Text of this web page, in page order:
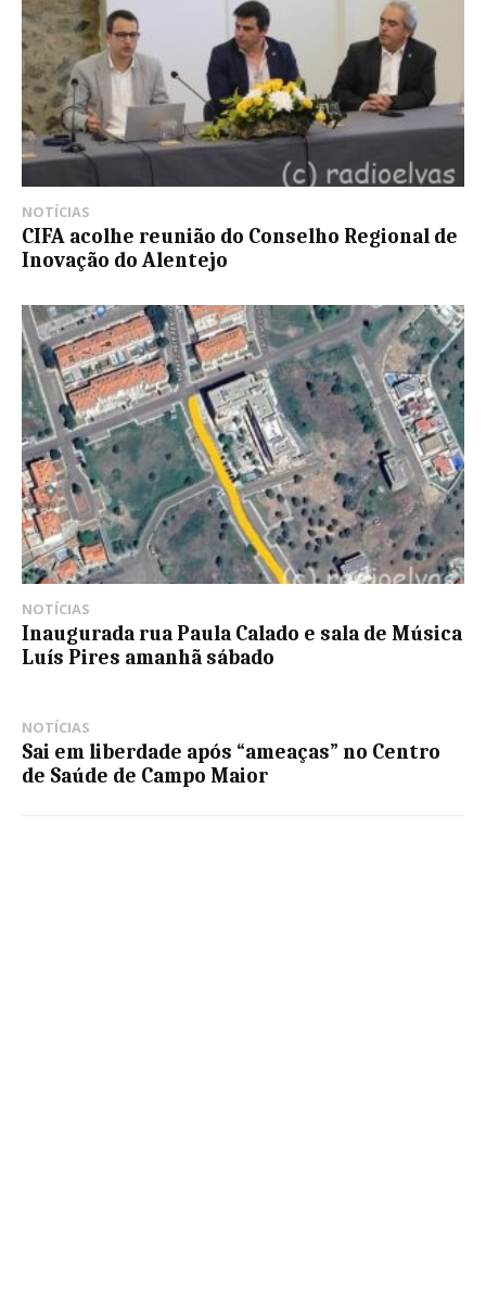
NOTÍCIAS
CIFA acolhe reunião do Conselho Regional de
Inovação do Alentejo
NOTÍCIAS
Inaugurada rua Paula Calado e sala de Música
Luís Pires amanhã sábado
NOTÍCIAS
Sai em liberdade após “ameaças” no Centro
de Saúde de Campo Maior